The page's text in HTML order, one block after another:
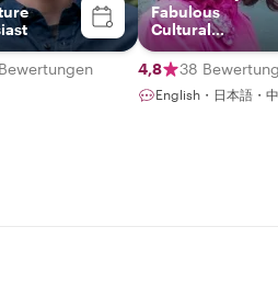
Fabulous
Cultural
Ambassador
4,8
38
English・日本語・